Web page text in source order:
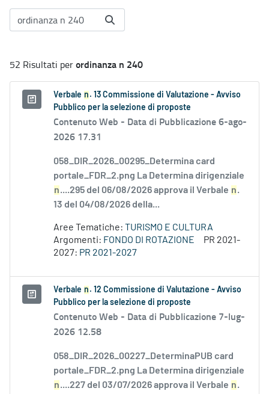
52 Risultati perordinanza n 240
Verbale n . 13 Commissione di Valutazione - Avviso
Pubblico per la selezione di proposte
Contenuto Web - Data di Pubblicazione 6-ago-
2026 17.31
058_DIR_2026_00295_Determina card
portale_FDR_2.png La Determina dirigenziale
n....295 del 06/08/2026 approva il Verbale n.
13 del 04/08/2026 della...
Aree Tematiche: TURISMO E CULTURA
Argomenti: FONDO DI ROTAZIONE
PR 2021-
2027: PR 2021-2027
Verbale n . 12 Commissione di Valutazione - Avviso
Pubblico per la selezione di proposte
Contenuto Web - Data di Pubblicazione 7-lug-
2026 12.58
058_DIR_2026_00227_DeterminaPUB card
portale_FDR_2.png La Determina dirigenziale
n....227 del 03/07/2026 approva il Verbale n.